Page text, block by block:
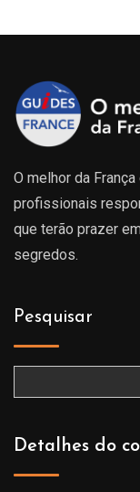
O melhor da
profissionais
que terão prazer
segredos.
Pesquisar
Detalhes do